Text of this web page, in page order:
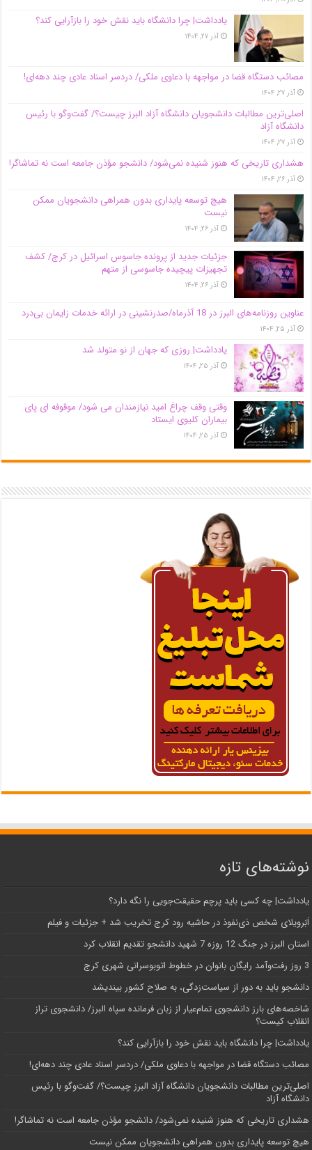
یادداشت| چرا دانشگاه باید نقش خود را بازآرایی کند؟
آذر ۲۷, ۱۴۰۴
مصائب دستگاه قضا در مواجهه با دعاوی ملکی/ دردسر اسناد عادی چند‌ دهه‌ای!
آذر ۲۷, ۱۴۰۴
اصلی‌ترین مطالبات دانشجویان دانشگاه آزاد البرز چیست؟/ گفت‌وگو با رئیس
دانشگاه آز‌اد
آذر ۲۷, ۱۴۰۴
هشداری تاریخی که هنوز شنیده نمی‌شود/ دانشجو مؤذن جامعه است نه تماشاگر!
آذر ۲۶, ۱۴۰۴
هیچ توسعه پایداری بدون همراهی دانشجویان ممکن
نیست
آذر ۲۶, ۱۴۰۴
جزئیات جدید از پرونده جاسوس اسرائیل در کرج/‌ کشف
تجهیزات پیچیده جاسوسی از متهم
آذر ۲۶, ۱۴۰۴
عناوین روزنامه‌های البرز در ‌18 آذرماه/صدرنشینی در ارائه خدمات زایمان بی‌درد
آذر ۲۵, ۱۴۰۴
یادداشت| روزی که جهان از نو متولد شد
آذر ۲۵, ۱۴۰۴
وقتی وقف چراغ امید نیازمندان می شود/ موقوفه ای پای
بیماران کلیوی ایستاد
آذر ۲۵, ۱۴۰۴
نوشته‌های تازه
یادداشت| ‌چه کسی باید پرچم حقیقت‌جویی را نگه دارد؟
اَبَر‌ویلای شخص ذی‌نفوذ در حاشیه‌ رود کرج تخریب شد + جزئیات و فیلم
استان البرز در جنگ 12 روزه 7 شهید دانشجو تقدیم انقلاب کرد
3 روز رفت‌وآمد رایگان بانوان در خطوط اتوبوسرانی شهری کرج
دانشجو باید به دور از سیاست‌زدگی، به صلاح کشور بیندیشد
شاخصه‌های بارز دانشجوی تمام‌عیار از زبان فرمانده سپاه البرز/ دانشجوی تراز
انقلاب کیست؟
یادداشت| چرا دانشگاه باید نقش خود را بازآرایی کند؟
مصائب دستگاه قضا در مواجهه با دعاوی ملکی/ دردسر اسناد عادی چند‌ دهه‌ای!
اصلی‌ترین مطالبات دانشجویان دانشگاه آزاد البرز چیست؟/ گفت‌وگو با رئیس
دانشگاه آز‌اد
هشداری تاریخی که هنوز شنیده نمی‌شود/ دانشجو مؤذن جامعه است نه تماشاگر!
هیچ توسعه پایداری بدون همراهی دانشجویان ممکن نیست